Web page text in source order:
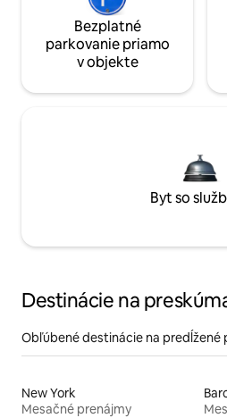
Bezplatné
parkovanie priamo
v objekte
Byt so
Destinácie na
Obľúbené destinácie na predĺžené
New York
Mesačné prenájmy